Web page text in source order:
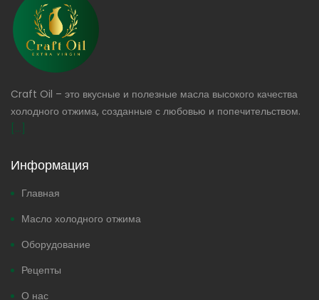
Craft Oil – это вкусные и полезные масла высокого качества
холодного отжима, созданные с любовью и попечительством.
[...]
Информация
Главная
Масло холодного отжима
Оборудование
Рецепты
О нас